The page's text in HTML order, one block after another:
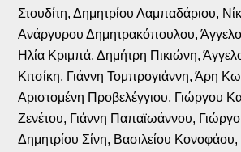
Στουδίτη, Δημητρίου Λαμπαδάριου,
Ανάργυρου Δημητρακόπουλου,
Ηλία Κριμπά, Δημήτρη Πικιώνη,
Κιτσίκη, Γιάννη Τομπρογιάννη, Άρη
Αριστομένη Προβελέγγιου, Γιώργου
Ζενέτου, Γιάννη Παπαϊωάννου,
Δημητρίου Σίνη, Βασιλείου